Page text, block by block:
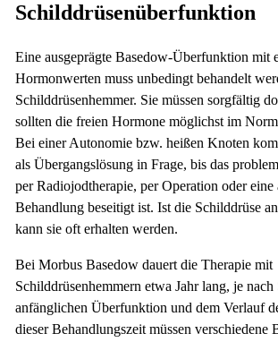
Schilddrüsenüberfunktion
Eine ausgeprägte Basedow-Überfunktion mit
Hormonwerten muss unbedingt behandelt
Schilddrüsenhemmer. Sie müssen sorgfältig
sollten die freien Hormone möglichst im
Bei einer Autonomie bzw. heißen Knoten
als Übergangslösung in Frage, bis das
per Radiojodtherapie, per Operation oder eine
Behandlung beseitigt ist. Ist die Schilddrüse
kann sie oft erhalten werden.
Bei Morbus Basedow dauert die Therapie mit
Schilddrüsenhemmern etwa Jahr lang, je nach
anfänglichen Überfunktion und dem Verlauf
dieser Behandlungszeit müssen verschiedene